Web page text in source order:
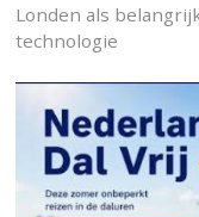
Londen als
technologie